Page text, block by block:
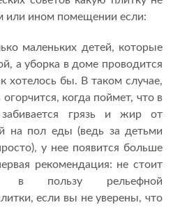
или ином помещении если:
маленьких детей, которые
а уборка в доме проводится
хотелось бы. В таком случае,
когда поймет, что в
грязь и жир от
на пол еды (ведь за детьми
у нее появится больше
рекомендация: не стоит
в пользу рельефной
если вы не уверены, что